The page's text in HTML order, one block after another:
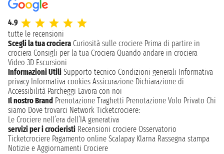
4.9
tutte le recensioni
Scegli la tua crociera Curiosità sulle crociere Prima di partire in
crociera Consigli per la tua Crociera Quando andare in crociera
Video 3D Escursioni
Informazioni Utili Supporto tecnico Condizioni generali Informativa
privacy Informativa cookies Assicurazione Dichiarazione di
Accessibilità Parcheggi Lavora con noi
Il nostro Brand Prenotazione Traghetti Prenotazione Volo Privato Chi
siamo Dove trovarci Network Ticketcrociere:
Le Crociere nell’era dell’IA generativa
servizi per i crocieristi Recensioni crociere Osservatorio
Ticketcrociere Pagamento online Scalapay Klarna Rassegna stampa
Notizie e Aggiornamenti Crociere